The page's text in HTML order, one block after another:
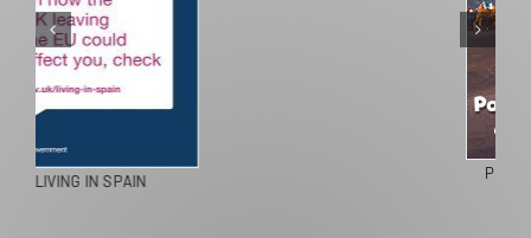
PASEOS EN CAMELLO